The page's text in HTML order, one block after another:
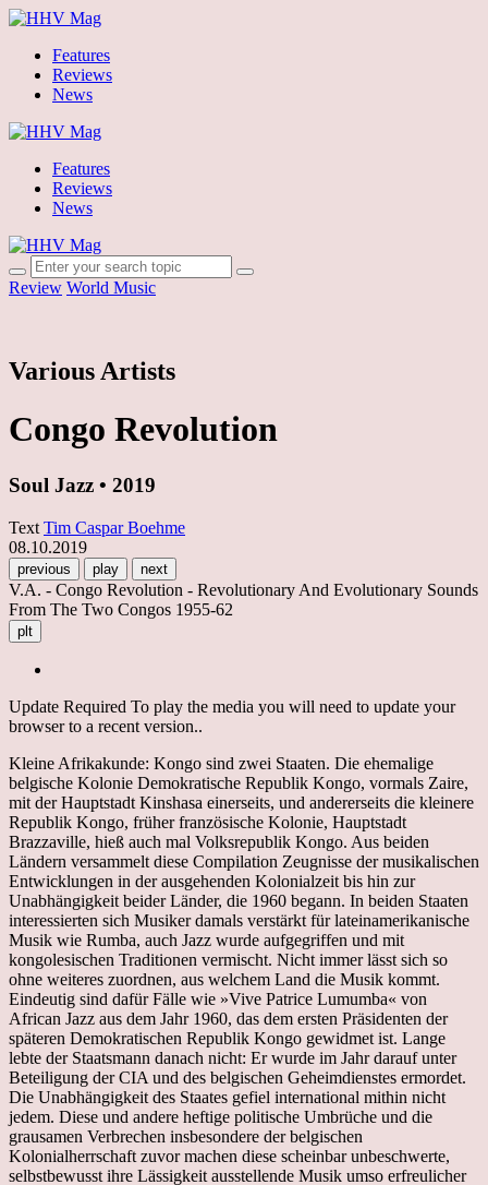
Features
Reviews
News
Features
Reviews
News
Review World Music
Various Artists
Congo Revolution
Soul Jazz • 2019
Text Tim Caspar Boehme
08.10.2019
previous play next
V.A. - Congo Revolution - Revolutionary And Evolutionary Sounds
From The Two Congos 1955-62
plt
Update Required To play the media you will need to update your
browser to a recent version..
Kleine Afrikakunde: Kongo sind zwei Staaten. Die ehemalige
belgische Kolonie Demokratische Republik Kongo, vormals Zaire,
mit der Hauptstadt Kinshasa einerseits, und andererseits die kleinere
Republik Kongo, früher französische Kolonie, Hauptstadt
Brazzaville, hieß auch mal Volksrepublik Kongo. Aus beiden
Ländern versammelt diese Compilation Zeugnisse der musikalischen
Entwicklungen in der ausgehenden Kolonialzeit bis hin zur
Unabhängigkeit beider Länder, die 1960 begann. In beiden Staaten
interessierten sich Musiker damals verstärkt für lateinamerikanische
Musik wie Rumba, auch Jazz wurde aufgegriffen und mit
kongolesischen Traditionen vermischt. Nicht immer lässt sich so
ohne weiteres zuordnen, aus welchem Land die Musik kommt.
Eindeutig sind dafür Fälle wie »Vive Patrice Lumumba« von
African Jazz aus dem Jahr 1960, das dem ersten Präsidenten der
späteren Demokratischen Republik Kongo gewidmet ist. Lange
lebte der Staatsmann danach nicht: Er wurde im Jahr darauf unter
Beteiligung der CIA und des belgischen Geheimdienstes ermordet.
Die Unabhängigkeit des Staates gefiel international mithin nicht
jedem. Diese und andere heftige politische Umbrüche und die
grausamen Verbrechen insbesondere der belgischen
Kolonialherrschaft zuvor machen diese scheinbar unbeschwerte,
selbstbewusst ihre Lässigkeit ausstellende Musik umso erfreulicher